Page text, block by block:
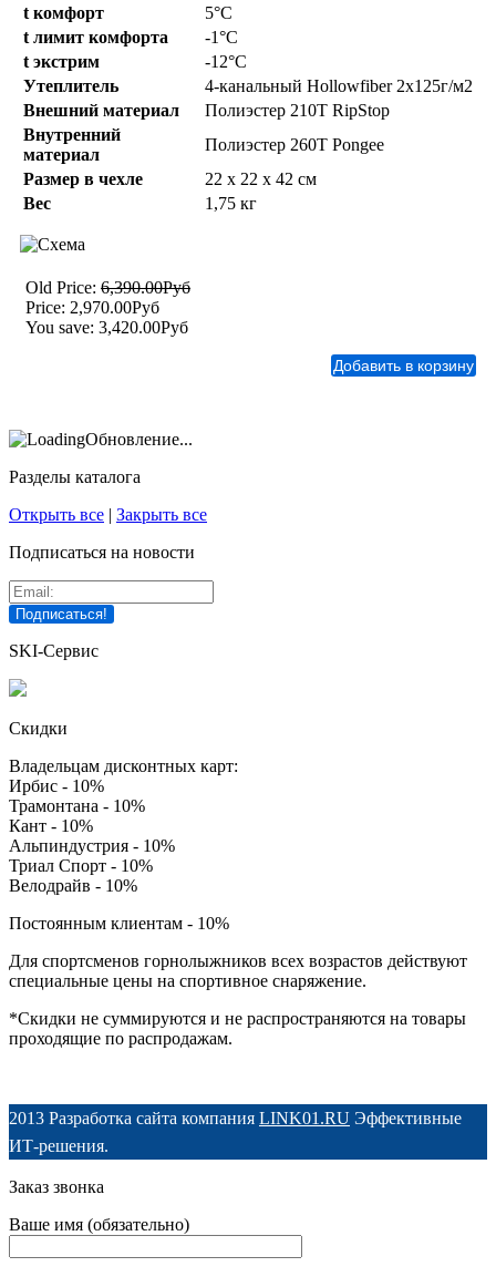
t комфорт
5°C
t лимит комфорта
-1°C
t экстрим
-12°C
Утеплитель
4-канальный Hollowfiber 2х125г/м2
Внешний материал
Полиэстер 210T RipStop
Внутренний
материал
Полиэстер 260T Pongee
Размер в чехле
22 x 22 x 42 см
Вес
1,75 кг
Old Price: 6,390.00Руб
Price: 2,970.00Руб
You save: 3,420.00Руб
Обновление...
Разделы каталога
Открыть все | Закрыть все
Подписаться на новости
SKI-Сервис
Скидки
Владельцам дисконтных карт:
Ирбис - 10%
Трамонтана - 10%
Кант - 10%
Альпиндустрия - 10%
Триал Спорт - 10%
Велодрайв - 10%
Постоянным клиентам - 10%
Для спортсменов горнолыжников всех возрастов действуют
специальные цены на спортивное снаряжение.
*Скидки не суммируются и не распространяются на товары
проходящие по распродажам.
2013 Разработка сайта компания LINK01.RU Эффективные
ИТ-решения.
Заказ звонка
Ваше имя (обязательно)